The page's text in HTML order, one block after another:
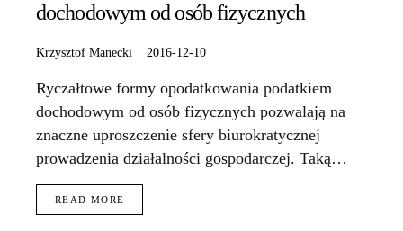
dochodowym od osób fizycznych
Krzysztof Manecki 2016-12-10
Ryczałtowe formy opodatkowania podatkiem
dochodowym od osób fizycznych pozwalają na
znaczne uproszczenie sfery biurokratycznej
prowadzenia działalności gospodarczej. Taką…
READ MORE